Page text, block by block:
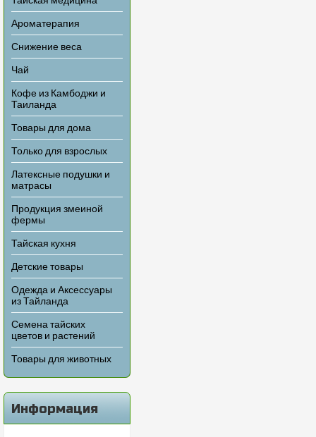
Ароматерапия
Снижение веса
Чай
Кофе из Камбоджи и
Таиланда
Товары для дома
Только для взрослых
Латексные подушки и
матрасы
Продукция змеиной
фермы
Тайская кухня
Детские товары
Одежда и Аксессуары
из Тайланда
Семена тайских
цветов и растений
Товары для животных
Информация